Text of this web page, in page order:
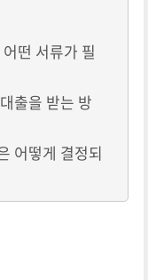
떤 서류가 필
출을 받는 방
어떻게 결정되